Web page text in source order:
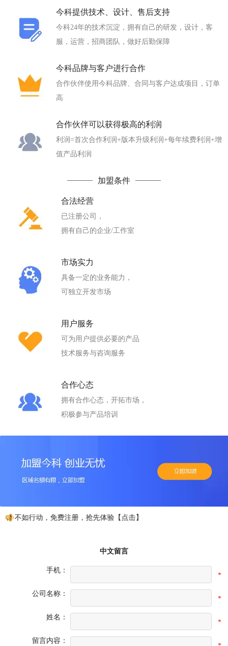
今科提供技术、设计、售后支持
今科24年的技术沉淀，拥有自己的研发，设计，客
服，运营，招商团队，做好后勤保障
今科品牌与客户进行合作
合作伙伴使用今科品牌、合同与客户达成项目，订单
高
合作伙伴可以获得极高的利润
利润=首次合作利润+版本升级利润+每年续费利润+增
值产品利润
加盟条件
合法经营
已注册公司，
拥有自己的企业/工作室
市场实力
具备一定的业务能力，
可独立开发市场
用户服务
可为用户提供必要的产品
技术服务与咨询服务
合作心态
拥有合作心态，开拓市场，
积极参与产品培训
不如行动，免费注册，抢先体验【点击】
中文留言
手机：
*
公司名称：
*
姓名：
*
留言内容：